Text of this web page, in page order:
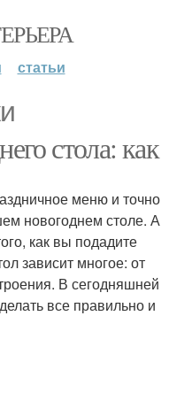
статьи
стола: как
меню и точно
новогоднем столе. А
как вы подадите
зависит многое: от
В сегодняшней
все правильно и